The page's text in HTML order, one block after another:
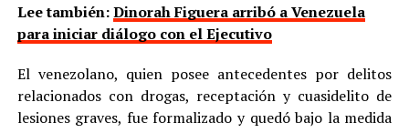
Lee también:Dinorah Figuera arribó a Venezuela
para iniciar diálogo con el Ejecutivo
El venezolano, quien posee antecedentes por delitos
relacionados con drogas, receptación y cuasidelito de
lesiones graves, fue formalizado y quedó bajo la medida